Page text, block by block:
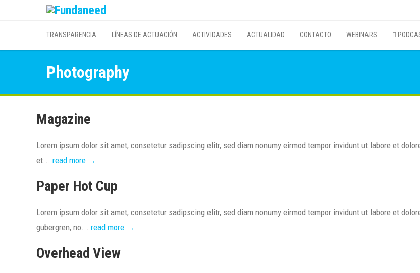
TRANSPARENCIA LÍNEAS DE ACTUACIÓN ACTIVIDADES ACTUALIDAD CONTACTO WEBINARS
Photography
Magazine
Lorem ipsum dolor sit amet, consetetur sadipscing elitr, sed diam nonumy eirmod tempor invidunt ut labore et
et... read more →
Paper Hot Cup
Lorem ipsum dolor sit amet, consetetur sadipscing elitr, sed diam nonumy eirmod tempor invidunt ut labore et
gubergren, no... read more →
Overhead View